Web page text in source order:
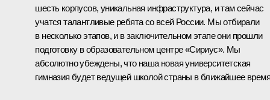
шесть корпусов, уникальная инфраструктура, и там сейчас
учатся талантливые ребята со всей России. Мы отбирали
в несколько этапов, и в заключительном этапе они прошли
подготовку в образовательном центре «Сириус». Мы
абсолютно убеждены, что наша новая университетская
гимназия будет ведущей школой страны в ближайшее